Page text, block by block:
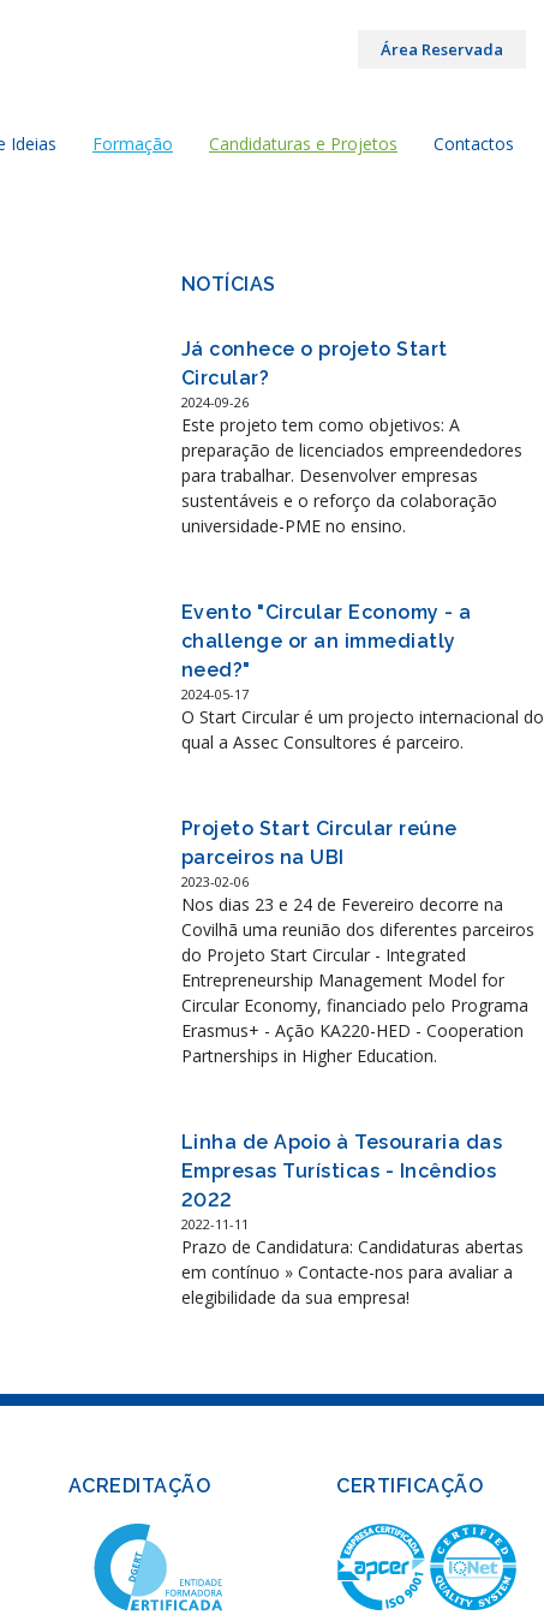
Área Reservada
Ideias Formação Candidaturas e Projetos Contactos
NOTÍCIAS
Já conhece o projeto Start
Circular?
2024-09-26
Este projeto tem como objetivos: A
preparação de licenciados empreendedores
para trabalhar. Desenvolver empresas
sustentáveis e o reforço da colaboração
universidade-PME no ensino.
Evento "Circular Economy - a
challenge or an immediatly
need?"
2024-05-17
O Start Circular é um projecto internacional do
qual a Assec Consultores é parceiro.
Projeto Start Circular reúne
parceiros na UBI
2023-02-06
Nos dias 23 e 24 de Fevereiro decorre na
Covilhã uma reunião dos diferentes parceiros
do Projeto Start Circular - Integrated
Entrepreneurship Management Model for
Circular Economy, financiado pelo Programa
Erasmus+ - Ação KA220-HED - Cooperation
Partnerships in Higher Education.
Linha de Apoio à Tesouraria das
Empresas Turísticas - Incêndios
2022
2022-11-11
Prazo de Candidatura: Candidaturas abertas
em contínuo » Contacte-nos para avaliar a
elegibilidade da sua empresa!
ACREDITAÇÃO CERTIFICAÇÃO